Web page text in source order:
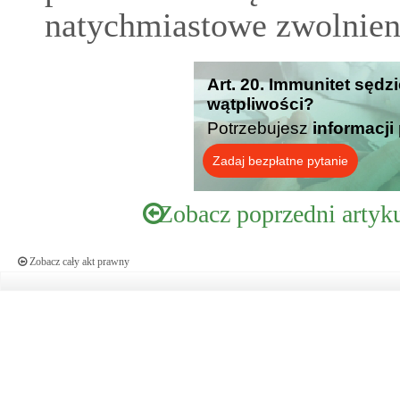
natychmiastowe
Art. 20. Immunitet
wątpliwości?
Potrzebujesz informacji
Zadaj bezpłatne pytanie
Zobacz poprzedni
Zobacz cały akt prawny